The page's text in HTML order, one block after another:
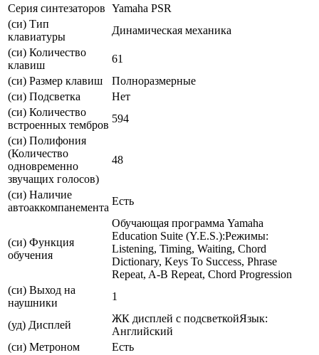
Серия синтезаторов Yamaha PSR
(си) Тип
клавиатуры
Динамическая механика
(си) Количество
клавиш
61
(си) Размер клавиш
Полноразмерные
(си) Подсветка
Нет
(си) Количество
встроенных тембров
594
(си) Полифония
(Количество
одновременно
звучащих голосов)
48
(си) Наличие
автоаккомпанемента
Есть
(си) Функция
обучения
Обучающая программа Yamaha
Education Suite (Y.E.S.):Режимы:
Listening, Timing, Waiting, Chord
Dictionary, Keys To Success, Phrase
Repeat, A-B Repeat, Chord Progression
(си) Выход на
наушники
1
(уд) Дисплей
ЖК дисплей с подсветкойЯзык:
Английский
(си) Метроном
Есть